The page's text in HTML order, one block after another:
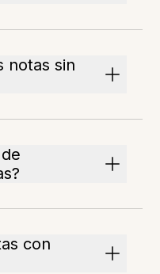
notas sin
con